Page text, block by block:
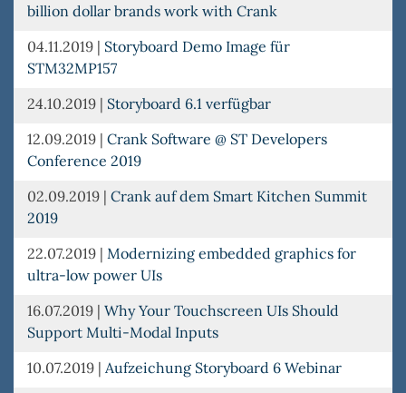
billion dollar brands work with Crank
04.11.2019 | Storyboard Demo Image für
STM32MP157
24.10.2019 | Storyboard 6.1 verfügbar
12.09.2019 | Crank Software @ ST Developers
Conference 2019
02.09.2019 | Crank auf dem Smart Kitchen Summit
2019
22.07.2019 | Modernizing embedded graphics for
ultra-low power UIs
16.07.2019 | Why Your Touchscreen UIs Should
Support Multi-Modal Inputs
10.07.2019 | Aufzeichung Storyboard 6 Webinar